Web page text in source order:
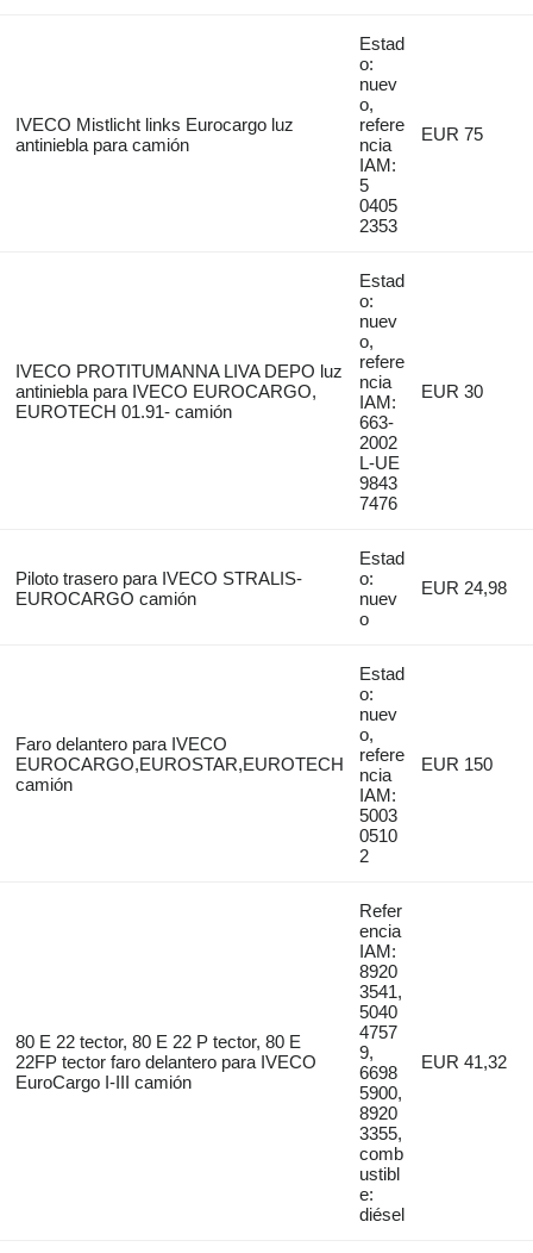
IVECO Mistlicht links Eurocargo luz
antiniebla para camión
Estad
o:
nuev
o,
refere
ncia
IAM:
5
0405
2353
EUR 75
IVECO PROTITUMANNA LIVA DEPO luz
antiniebla para IVECO EUROCARGO,
EUROTECH 01.91- camión
Estad
o:
nuev
o,
refere
ncia
IAM:
663-
2002
L-UE
9843
7476
EUR 30
Piloto trasero para IVECO STRALIS-
EUROCARGO camión
Estad
o:
nuev
o
EUR 24,98
Faro delantero para IVECO
EUROCARGO,EUROSTAR,EUROTECH
camión
Estad
o:
nuev
o,
refere
ncia
IAM:
5003
0510
2
EUR 150
80 E 22 tector, 80 E 22 P tector, 80 E
22FP tector faro delantero para IVECO
EuroCargo I-III camión
Refer
encia
IAM:
8920
3541,
5040
4757
9,
6698
5900,
8920
3355,
comb
ustibl
e:
diésel
EUR 41,32